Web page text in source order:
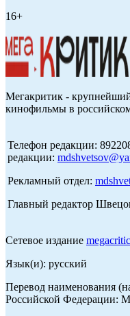
16+
Мегакритик -
кинофильмы в
Телефон редакции:
редакции:
Рекламный отдел:
Главный редактор
Сетевое издание
Язык(и): русский
Перевод наименования
Российской Федерации: